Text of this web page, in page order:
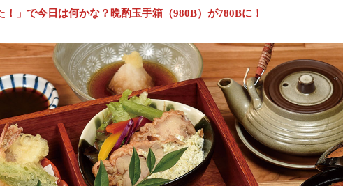
！」で今日は何かな？晩酌玉手箱（980B）が780Bに！